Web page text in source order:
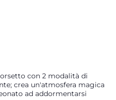
con 2 modalità di
crea un'atmosfera magica
ad addormentarsi